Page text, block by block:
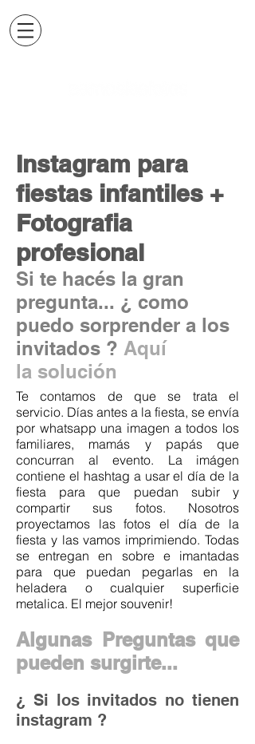
Instagram para
fiestas infantiles +
Fotografia
profesional
Si te hacés la gran
pregunta... ¿ como
puedo sorprender a los
invitados ? Aquí
la solución
Te contamos de que se trata el
servicio. Días antes a la fiesta, se envía
por whatsapp una imagen a todos los
familiares, mamás y papás que
concurran al evento. La imágen
contiene el hashtag a usar el día de la
fiesta para que puedan subir y
compartir sus fotos. Nosotros
proyectamos las fotos el día de la
fiesta y las vamos imprimiendo. Todas
se entregan en sobre e imantadas
para que puedan pegarlas en la
heladera o cualquier superficie
metalica. El mejor souvenir!
Algunas Preguntas que
pueden surgirte...
¿ Si los invitados no tienen
instagram ?